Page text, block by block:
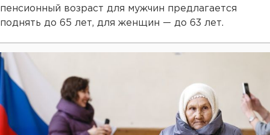
пенсионный возраст для мужчин предлагается
поднять до 65 лет, для женщин — до 63 лет.